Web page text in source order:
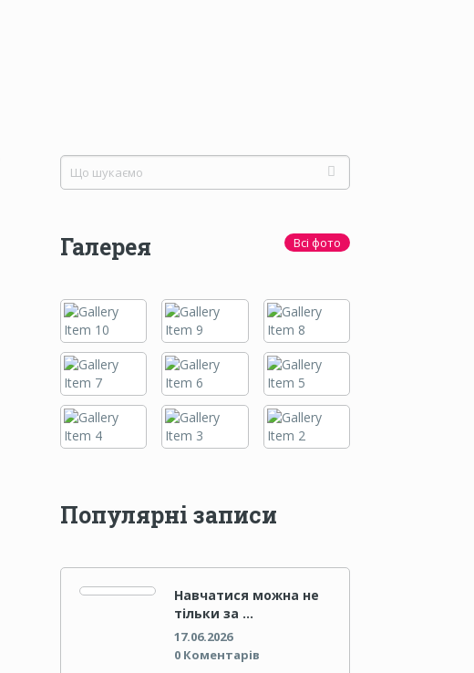
Галерея Всі фото
Популярні записи
Навчатися можна не
тільки за …
17.06.2026
0 Коментарів